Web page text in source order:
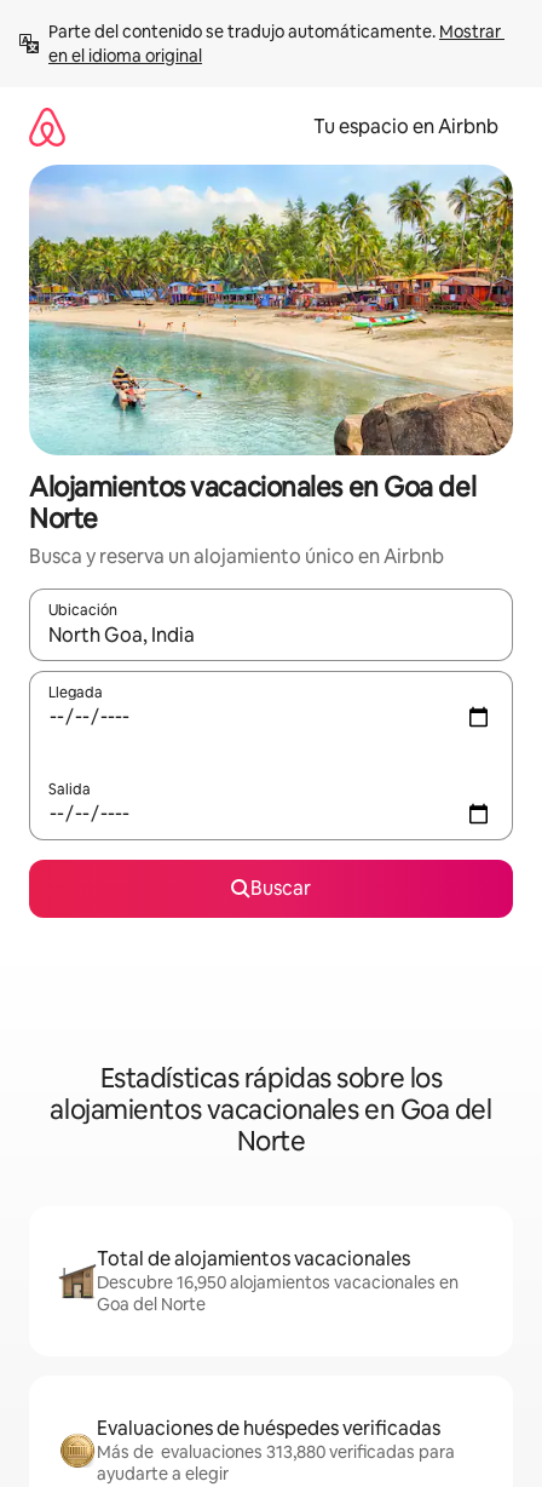
contenido
Parte del contenido se tradujo automáticamente. Mostrar
en el idioma original
Tu espacio en Airbnb
Alojamientos vacacionales en Goa del
Norte
Busca y reserva un alojamiento único en Airbnb
Ubicación
Cuando los resultados estén disponibles, podrás navegar
Llegada
Salida
Buscar
Estadísticas rápidas sobre los
alojamientos vacacionales en Goa del
Norte
Total de alojamientos vacacionales
Descubre 16,950 alojamientos vacacionales en
Goa del Norte
Evaluaciones de huéspedes verificadas
Más de evaluaciones 313,880 verificadas para
ayudarte a elegir